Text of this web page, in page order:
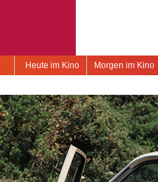
Morgen im Kino
Heute im Kino